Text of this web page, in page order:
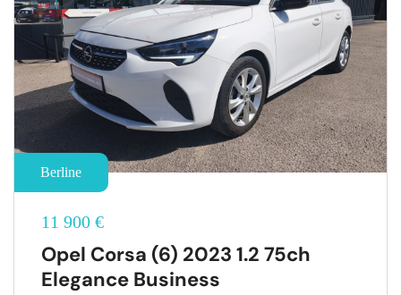
Berline
11 900 €
Opel Corsa (6) 2023 1.2 75ch
Elegance Business